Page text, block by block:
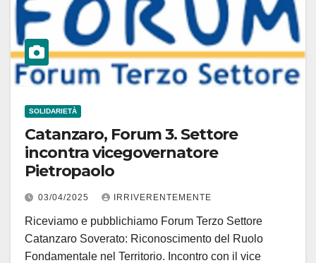
SOLIDARIETÀ
Catanzaro, Forum 3. Settore
incontra vicegovernatore
Pietropaolo
03/04/2025 IRRIVERENTEMENTE
Riceviamo e pubblichiamo Forum Terzo Settore
Catanzaro Soverato: Riconoscimento del Ruolo
Fondamentale nel Territorio. Incontro con il vice